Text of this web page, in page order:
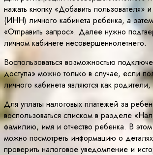
нажать кнопку «Добавить пользователя»
(ИНН) личного кабинета ребёнка, а
«Отправить запрос». Далее нужно
личном кабинете несовершеннолетнего.
Воспользоваться возможностью
доступа» можно только в случае, если
личного кабинета являются как
Для уплаты налоговых платежей за
воспользоваться списком в разделе
фамилию, имя и отчество ребенка. В
можно посмотреть информацию о
проверить налоговое уведомление и